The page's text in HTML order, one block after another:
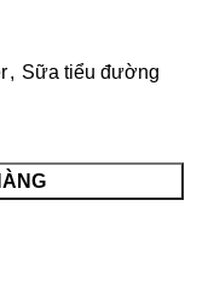
, Sữa tiểu đường